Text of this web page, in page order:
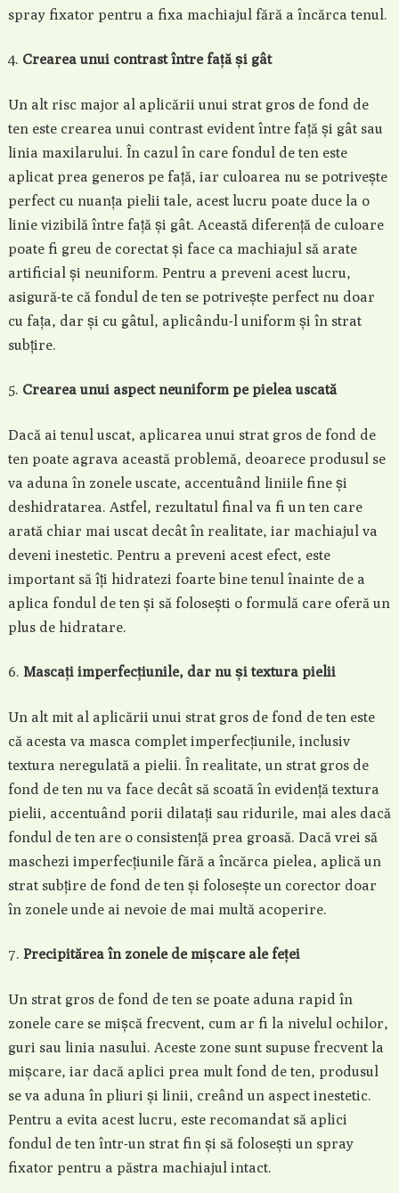
spray fixator pentru a fixa machiajul fără a încărca tenul.
Crearea unui contrast între față și gât
Un alt risc major al aplicării unui strat gros de fond de
ten este crearea unui contrast evident între față și gât sau
linia maxilarului. În cazul în care fondul de ten este
aplicat prea generos pe față, iar culoarea nu se potrivește
perfect cu nuanța pielii tale, acest lucru poate duce la o
linie vizibilă între față și gât. Această diferență de culoare
poate fi greu de corectat și face ca machiajul să arate
artificial și neuniform. Pentru a preveni acest lucru,
asigură-te că fondul de ten se potrivește perfect nu doar
cu fața, dar și cu gâtul, aplicându-l uniform și în strat
subțire.
Crearea unui aspect neuniform pe pielea uscată
Dacă ai tenul uscat, aplicarea unui strat gros de fond de
ten poate agrava această problemă, deoarece produsul se
va aduna în zonele uscate, accentuând liniile fine și
deshidratarea. Astfel, rezultatul final va fi un ten care
arată chiar mai uscat decât în realitate, iar machiajul va
deveni inestetic. Pentru a preveni acest efect, este
important să îți hidratezi foarte bine tenul înainte de a
aplica fondul de ten și să folosești o formulă care oferă un
plus de hidratare.
Mascați imperfecțiunile, dar nu și textura pielii
Un alt mit al aplicării unui strat gros de fond de ten este
că acesta va masca complet imperfecțiunile, inclusiv
textura neregulată a pielii. În realitate, un strat gros de
fond de ten nu va face decât să scoată în evidență textura
pielii, accentuând porii dilatați sau ridurile, mai ales dacă
fondul de ten are o consistență prea groasă. Dacă vrei să
maschezi imperfecțiunile fără a încărca pielea, aplică un
strat subțire de fond de ten și folosește un corector doar
în zonele unde ai nevoie de mai multă acoperire.
Precipitărea în zonele de mișcare ale feței
Un strat gros de fond de ten se poate aduna rapid în
zonele care se mișcă frecvent, cum ar fi la nivelul ochilor,
guri sau linia nasului. Aceste zone sunt supuse frecvent la
mișcare, iar dacă aplici prea mult fond de ten, produsul
se va aduna în pliuri și linii, creând un aspect inestetic.
Pentru a evita acest lucru, este recomandat să aplici
fondul de ten într-un strat fin și să folosești un spray
fixator pentru a păstra machiajul intact.